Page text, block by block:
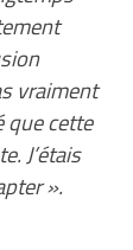
vraiment
que cette
J’étais
».